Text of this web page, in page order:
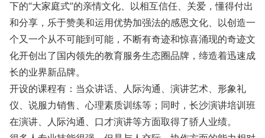
下的“大家庭式”的亲情文化、以相互信任、关爱，懂得付出
和分享，乐于赞美和运用优势加强法的感恩文化、以创造一
个又一个从不可能到可能，不断有奇迹和惊喜涌现的奇迹文
化开创出了国内领先的教育服务生态圈品牌，缔造着迅速成
长的业界新品牌。
开设的课程有：当众讲话、人际沟通、演讲艺术、形象礼
仪、说服力销售、心理素质训练等；同时，长沙演讲培训班
在演讲、人际沟通、口才演讲等方面取得了骄人业绩。